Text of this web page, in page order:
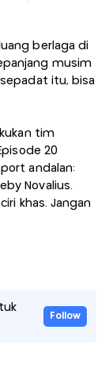
berlaga di
musim
sepadat itu, bisa
tim
20
andalan:
Novalius.
khas. Jangan
Follow